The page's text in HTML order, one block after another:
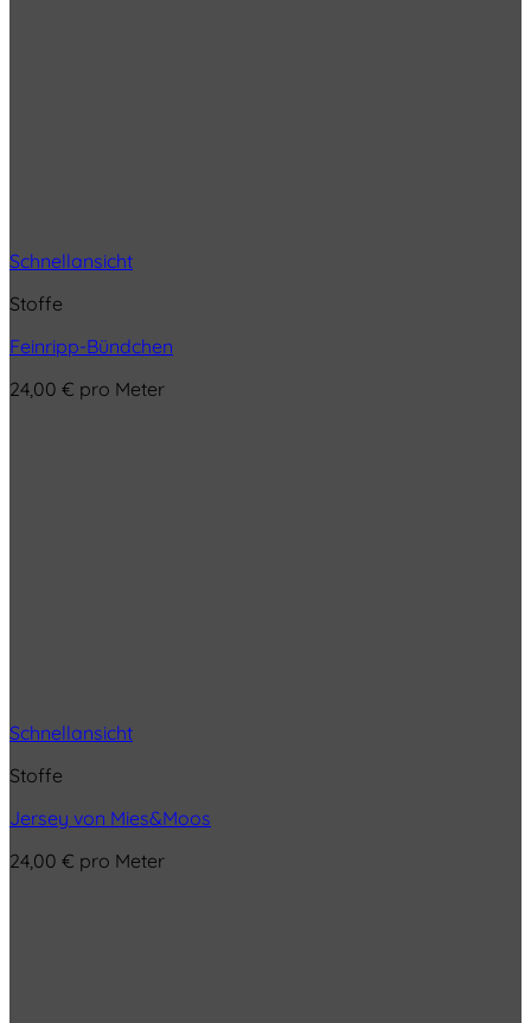
Schnellansicht
Stoffe
Feinripp-Bündchen
24,00 € pro Meter
Schnellansicht
Stoffe
Jersey von Mies&Moos
24,00 € pro Meter